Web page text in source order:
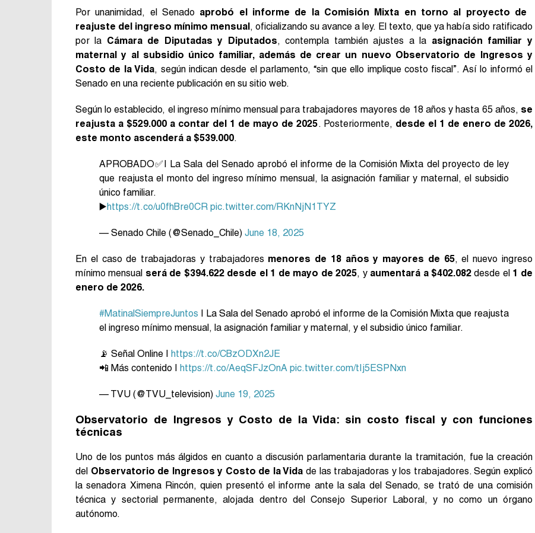
Por unanimidad, el Senado aprobó el informe de la Comisión Mixta en torno al proyecto de
reajuste del ingreso mínimo mensual, oficializando su avance a ley. El texto, que ya había sido ratificado
por la Cámara de Diputadas y Diputados, contempla también ajustes a la asignación familiar y
maternal y al subsidio único familiar, además de crear un nuevo Observatorio de Ingresos y
Costo de la Vida, según indican desde el parlamento, “sin que ello implique costo fiscal”. Así lo informó el
Senado en una reciente publicación en su sitio web.
Según lo establecido, el ingreso mínimo mensual para trabajadores mayores de 18 años y hasta 65 años, se
reajusta a $529.000 a contar del 1 de mayo de 2025. Posteriormente, desde el 1 de enero de 2026,
este monto ascenderá a $539.000.
APROBADO✅| La Sala del Senado aprobó el informe de la Comisión Mixta del proyecto de ley
que reajusta el monto del ingreso mínimo mensual, la asignación familiar y maternal, el subsidio
único familiar.
▶️https://t.co/u0fhBre0CR pic.twitter.com/RKnNjN1TYZ
— Senado Chile (@Senado_Chile) June 18, 2025
En el caso de trabajadoras y trabajadores menores de 18 años y mayores de 65, el nuevo ingreso
mínimo mensual será de $394.622 desde el 1 de mayo de 2025, y aumentará a $402.082 desde el 1 de
enero de 2026.
#MatinalSiempreJuntos | La Sala del Senado aprobó el informe de la Comisión Mixta que reajusta
el ingreso mínimo mensual, la asignación familiar y maternal, y el subsidio único familiar.
📡 Señal Online | https://t.co/CBzODXn2JE
📲 Más contenido | https://t.co/AeqSFJzOnA pic.twitter.com/tIj5ESPNxn
— TVU (@TVU_television) June 19, 2025
Observatorio de Ingresos y Costo de la Vida: sin costo fiscal y con funciones
técnicas
Uno de los puntos más álgidos en cuanto a discusión parlamentaria durante la tramitación, fue la creación
del Observatorio de Ingresos y Costo de la Vida de las trabajadoras y los trabajadores. Según explicó
la senadora Ximena Rincón, quien presentó el informe ante la sala del Senado, se trató de una comisión
técnica y sectorial permanente, alojada dentro del Consejo Superior Laboral, y no como un órgano
autónomo.